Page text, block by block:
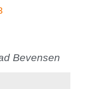
Bevensen